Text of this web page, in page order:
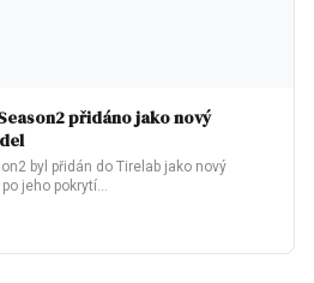
přidáno jako nový
byl přidán do Tirelab jako nový
jeho pokrytí…